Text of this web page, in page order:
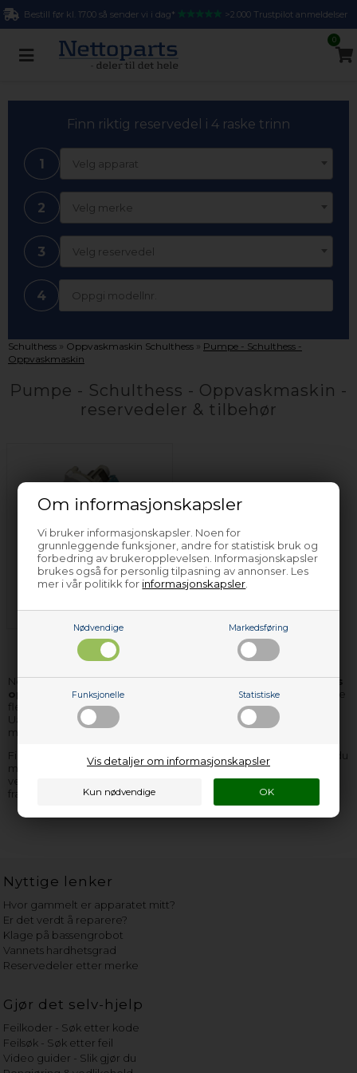
Om informasjonskapsler
Vi bruker informasjonskapsler. Noen for
grunnleggende funksjoner, andre for statistisk bruk og
forbedring av brukeropplevelsen. Informasjonskapsler
brukes også for personlig tilpasning av annonser. Les
mer i vår politikk for informasjonskapsler
Nødvendige Markedsføring
Funksjonelle Statistiske
Vis detaljer om informasjonskapsler
Bestill før kl. 17.00 så sender vi i dag* >2.000 Trustpilot anmeldelser
0
Finn riktig reservedel i 4 raske trinn
1 Velg apparat
2 Velg merke
3 Velg reservedel
4
Schulthess » Oppvaskmaskin Schulthess » Pumpe - Schulthess -
Oppvaskmaskin
Pumpe - Schulthess - Oppvaskmaskin -
reservedeler & tilbehør
Tømmepumpe -
Schulthess -
Nettoparts harpumpe og andre reservedeler til Schulthess
oppvaskmaskin. De delene vi ikke har på lager, kan vi i langt de
fleste tilfeller skaffe og levere pumpe til deg i løpet av få dager.
Uansett hvilken Schulthess oppvaskmaskin reservedel du
mangler, så er vi de rette å finne delen hos.
Finner du ikke den Schulthess oppvaskmaskin reservedel, som du
mangler, så kan dukontakte oss– vi sitter klar til å hjelpe og
veilede deg! Husk å opplyse så mange informasjoner som mulig
fra Schulthess
oppvaskmaskin typeskiltet
Nyttige lenker
Hvor gammelt er apparatet mitt?
Er det verdt å reparere?
Klage på bassengrobot
Vannets hardhetsgrad
Reservedeler etter merke
Gjør det selv-hjelp
Feilkoder - Søk etter kode
Feilsøk - Søk etter feil
Video guider - Slik gjør du